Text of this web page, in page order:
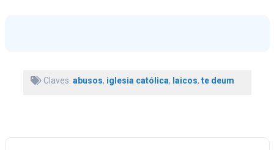
Claves: abusos, iglesia católica, laicos, te deum